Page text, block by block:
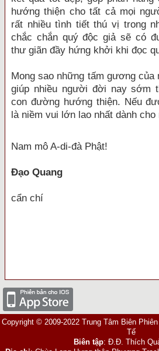
hướng thiện cho tất cả mọi
rất nhiều tình tiết thú vị trong
chắc chắn quý độc giả sẽ có
thư giãn đầy hứng khởi khi đọc
Mong sao những tấm gương
giúp nhiều người đời nay sớm
con đường hướng thiện. Nếu
là niềm vui lớn lao nhất dành
Nam mô A-di-đà Phật!
Đạo Quang
cẩn chí
Copyright © 2009-2022 Trung Tâm Biên
Tế
Biên tập: Đ.Đ. Thích